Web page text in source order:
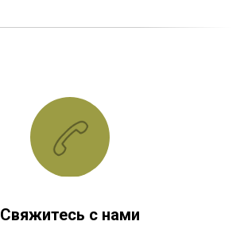
Свяжитесь с нами